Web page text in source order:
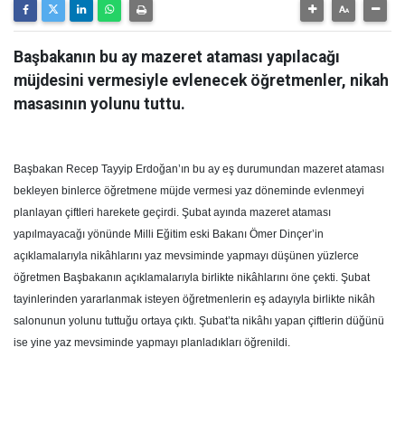
Başbakanın bu ay mazeret ataması yapılacağı
müjdesini vermesiyle evlenecek öğretmenler, nikah
masasının yolunu tuttu.
Başbakan Recep Tayyip Erdoğan’ın bu ay eş durumundan mazeret ataması
bekleyen binlerce öğretmene müjde vermesi yaz döneminde evlenmeyi
planlayan çiftleri harekete geçirdi. Şubat ayında mazeret ataması
yapılmayacağı yönünde Milli Eğitim eski Bakanı Ömer Dinçer’in
açıklamalarıyla nikâhlarını yaz mevsiminde yapmayı düşünen yüzlerce
öğretmen Başbakanın açıklamalarıyla birlikte nikâhlarını öne çekti. Şubat
tayinlerinden yararlanmak isteyen öğretmenlerin eş adayıyla birlikte nikâh
salonunun yolunu tuttuğu ortaya çıktı. Şubat’ta nikâhı yapan çiftlerin düğünü
ise yine yaz mevsiminde yapmayı planladıkları öğrenildi.